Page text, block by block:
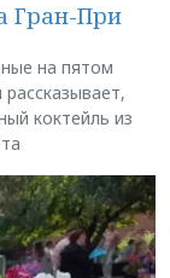
Гран-При
на пятом
коктейль из